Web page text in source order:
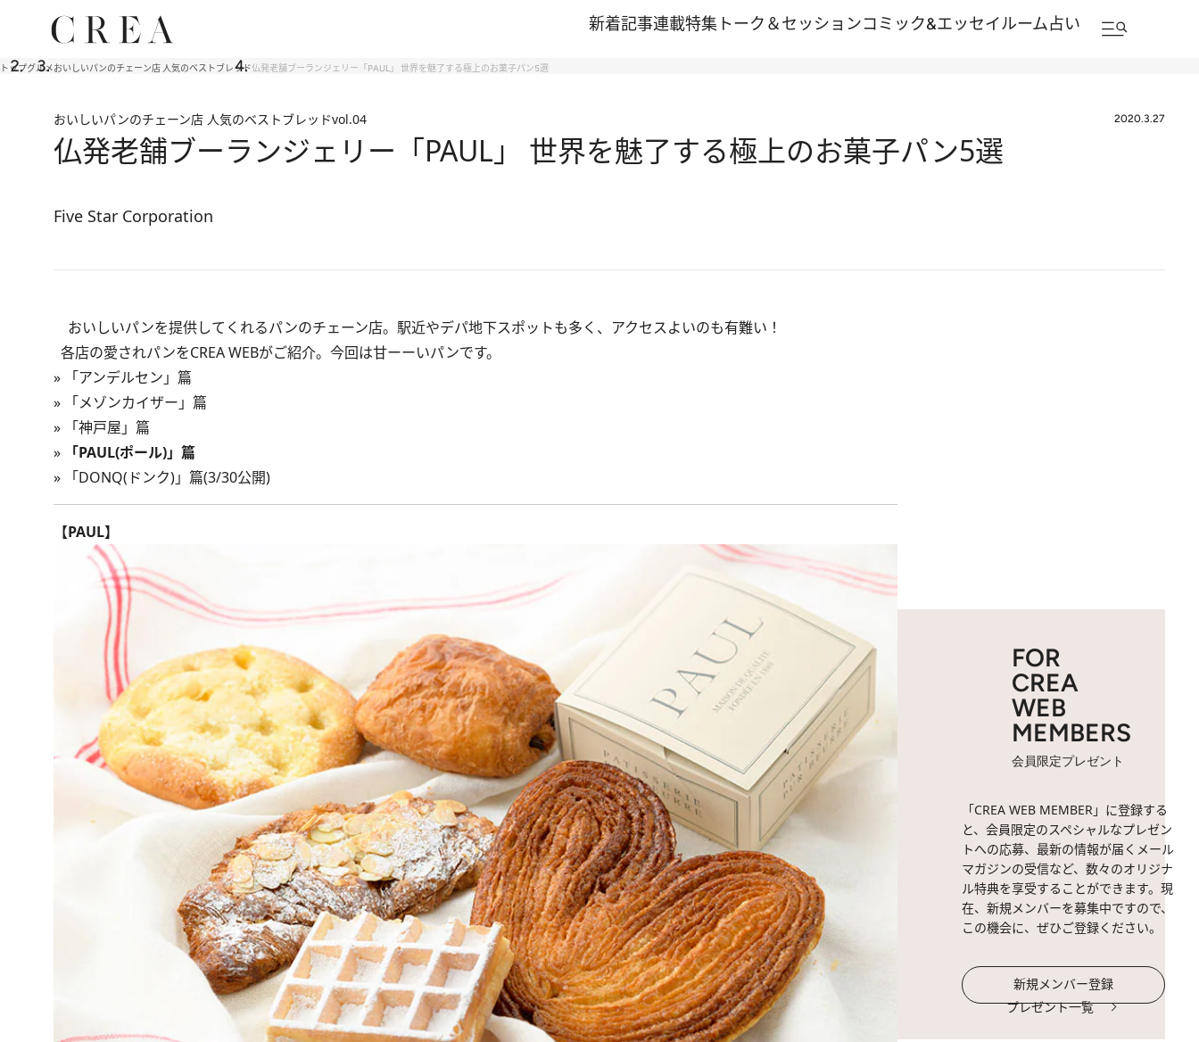
新着記事連載特集 トーク＆セッションコミック&エッセイルーム占い
トップグルメおいしいパンのチェーン店 人気のベストブレッド仏発老舗ブーランジェリー「PAUL」 世界を魅了する極上のお菓子パン5選
おいしいパンのチェーン店 人気のベストブレッドvol.04 2020.3.27
仏発老舗ブーランジェリー「PAUL」 世界を魅了する極上のお菓子パン5選
Five Star Corporation
おいしいパンを提供してくれるパンのチェーン店。駅近やデパ地下スポットも多く、アクセスよいのも有難い！
各店の愛されパンをCREA WEBがご紹介。今回は甘ーーいパンです。
»
「アンデルセン」篇
»
「メゾンカイザー」篇
»
「神戸屋」篇
»
「PAUL(ポール)」篇
»
「DONQ(ドンク)」篇(3/30公開)
【PAUL】
FOR
CREA
WEB
MEMBERS
会員限定プレゼント
「CREA WEB MEMBER」に登録する
と、会員限定のスペシャルなプレゼン
トへの応募、最新の情報が届くメール
マガジンの受信など、数々のオリジナ
ル特典を享受することができます。現
在、新規メンバーを募集中ですので、
この機会に、ぜひご登録ください。
新規メンバー登録
プレゼント一覧